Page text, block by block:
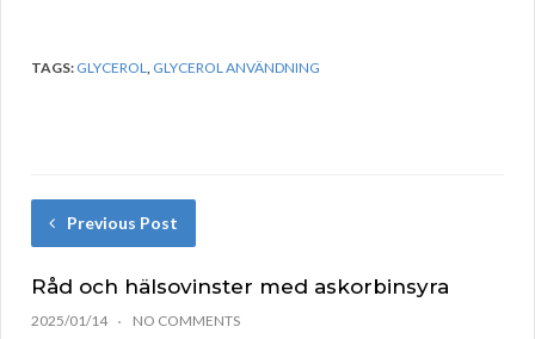
TAGS: GLYCEROL, GLYCEROL ANVÄNDNING
Previous Post
Råd och hälsovinster med askorbinsyra
2025/01/14 NO COMMENTS